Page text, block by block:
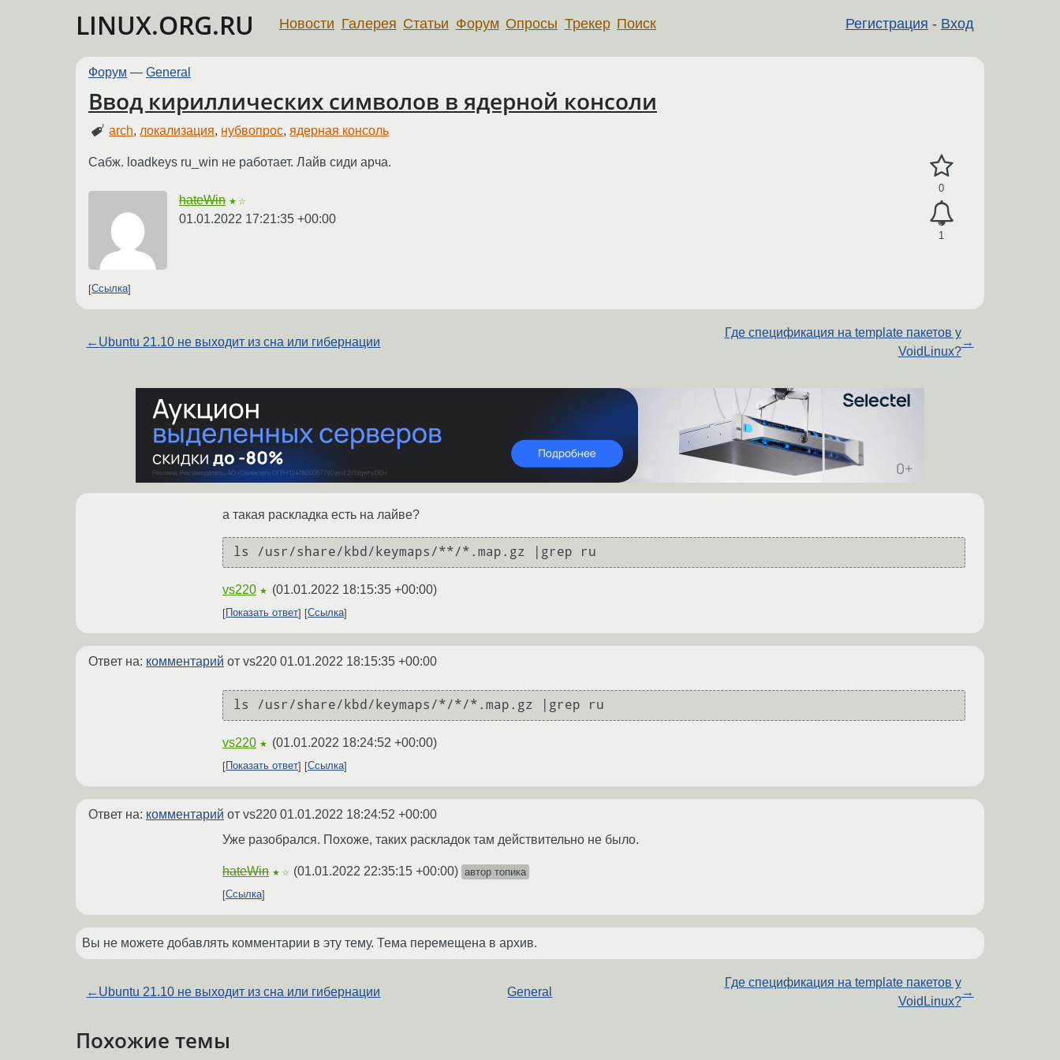
LINUX.ORG.RU Регистрация - Вход
Новости Галерея Статьи Форум Опросы Трекер Поиск
Форум — General
Ввод кириллических символов в ядерной консоли
arch, локализация, нубвопрос, ядерная консоль
0
1
Сабж. loadkeys ru_win не работает. Лайв сиди арча.
hateWin ★☆
01.01.2022 17:21:35 +00:00
Ссылка
← Ubuntu 21.10 не выходит из сна или гибернации
Где спецификация на template пакетов у
VoidLinux?
→
а такая раскладка есть на лайве?
ls /usr/share/kbd/keymaps/**/*.map.gz |grep ru
vs220 ★ (01.01.2022 18:15:35 +00:00)
Показать ответ Ссылка
Ответ на: комментарий от vs220 01.01.2022 18:15:35 +00:00
ls /usr/share/kbd/keymaps/*/*/*.map.gz |grep ru
vs220 ★ (01.01.2022 18:24:52 +00:00)
Показать ответ Ссылка
Ответ на: комментарий от vs220 01.01.2022 18:24:52 +00:00
Уже разобрался. Похоже, таких раскладок там действительно не было.
hateWin ★☆ (01.01.2022 22:35:15 +00:00) автор топика
Ссылка
Вы не можете добавлять комментарии в эту тему. Тема перемещена в архив.
← Ubuntu 21.10 не выходит из сна или гибернации General
Где спецификация на template пакетов у
VoidLinux?
→
Похожие темы